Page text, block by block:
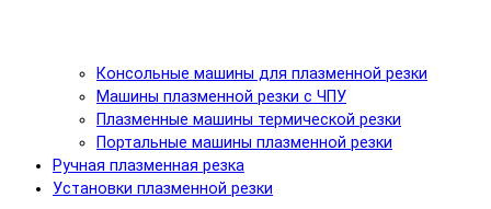
Консольные машины для плазменной резки
Машины плазменной резки с ЧПУ
Плазменные машины термической резки
Портальные машины плазменной резки
Ручная плазменная резка
Установки плазменной резки